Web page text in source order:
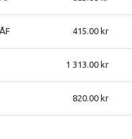
415.00
1 313.00
820.00